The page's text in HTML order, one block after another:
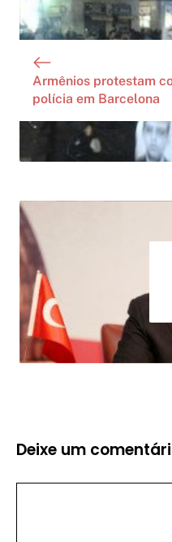
Armênios protestam
polícia em Barcelona
Deixe um